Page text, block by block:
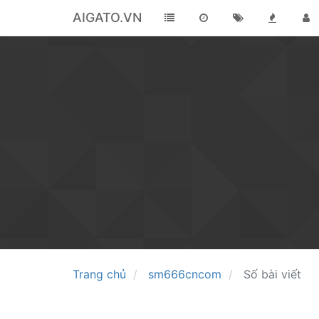
AIGATO.VN
Trang chủ sm666cncom Số bài viết